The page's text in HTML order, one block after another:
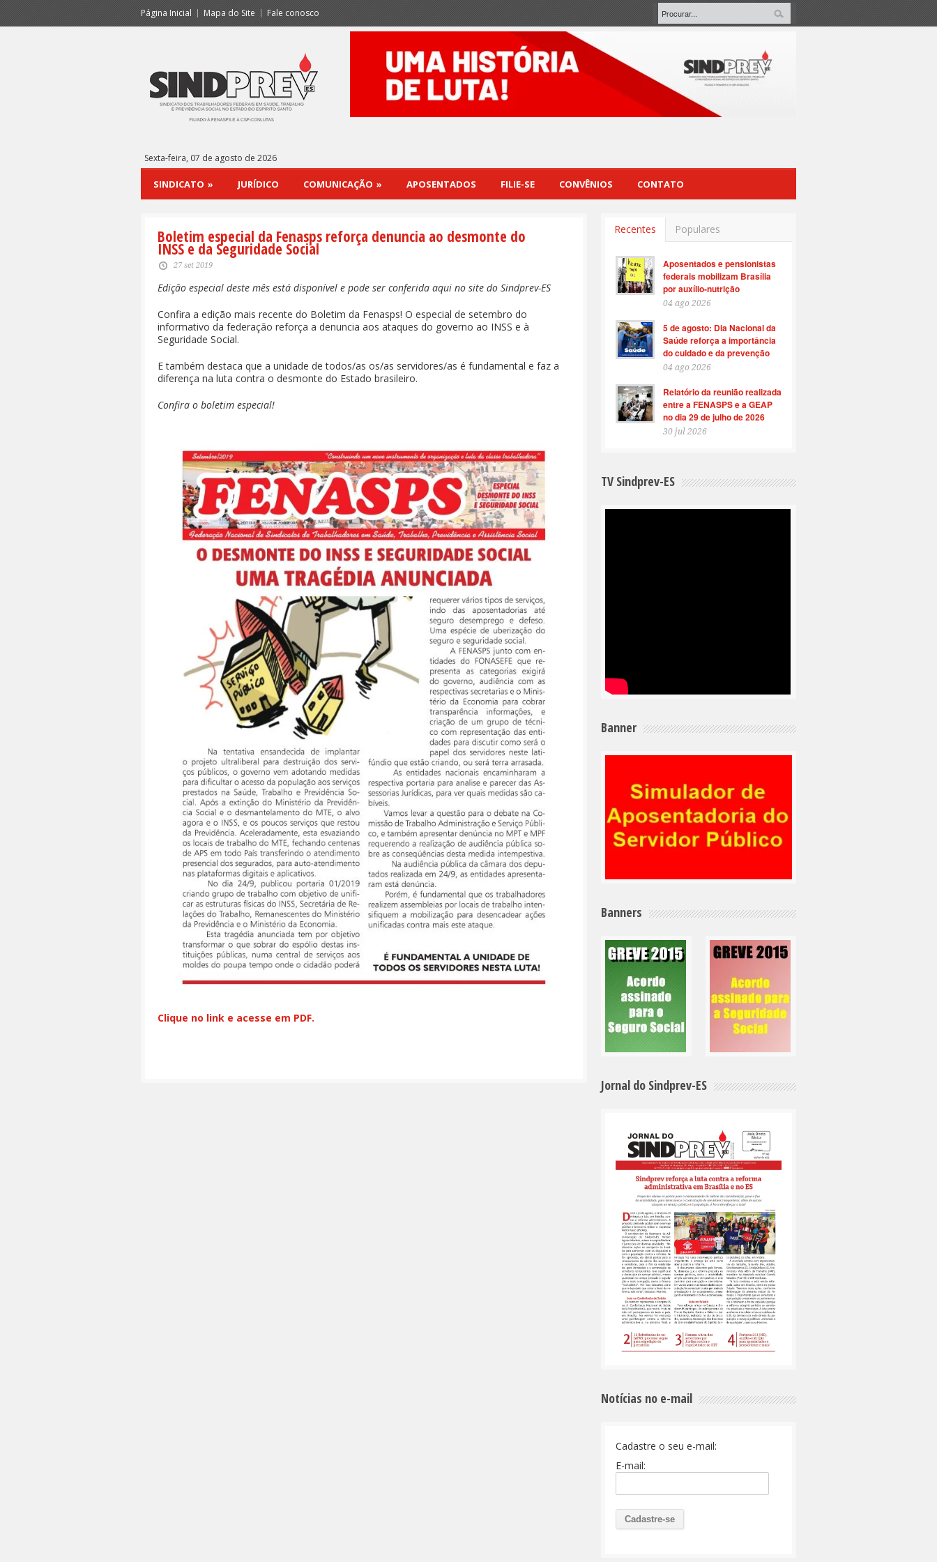
Página Inicial Mapa do Site Fale conosco
Sexta-feira, 07 de agosto de 2026
SINDICATO » JURÍDICO COMUNICAÇÃO » APOSENTADOS FILIE-SE CONVÊNIOS CONTATO
Boletim especial da Fenasps reforça denuncia ao desmonte do
INSS e da Seguridade Social
27 set 2019
Edição especial deste mês está disponível e pode ser conferida aqui no site do Sindprev-ES
Confira a edição mais recente do Boletim da Fenasps! O especial de setembro do
informativo da federação reforça a denuncia aos ataques do governo ao INSS e à
Seguridade Social.
E também destaca que a unidade de todos/as os/as servidores/as é fundamental e faz a
diferença na luta contra o desmonte do Estado brasileiro.
Confira o boletim especial!
Clique no link e acesse em PDF.
Recentes Populares
Aposentados e pensionistas
federais mobilizam Brasília
por auxílio-nutrição
04 ago 2026
5 de agosto: Dia Nacional da
Saúde reforça a importância
do cuidado e da prevenção
04 ago 2026
Relatório da reunião realizada
entre a FENASPS e a GEAP
no dia 29 de julho de 2026
30 jul 2026
TV Sindprev-ES
Banner
Banners
Jornal do Sindprev-ES
Notícias no e-mail
Cadastre o seu e-mail:
E-mail: